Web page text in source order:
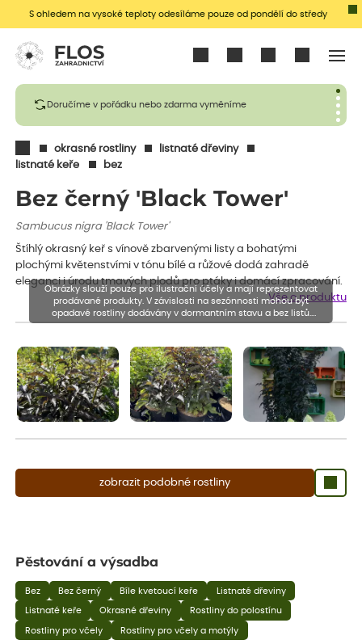
S ohledem na vysoké teploty odesíláme pouze od pondělí do středy
Doručíme v pořádku nebo zdarma vyměníme
okrasné rostliny
listnaté dřeviny
listnaté keře
bez
Bez černý 'Black Tower'
Sambucus nigra 'Black Tower'
Štíhlý okrasný keř s vínově zbarvenými listy a bohatými
plochými květenstvími v tónu bílé a růžové dodá zahradě
eleganci i úrodu tmavých plodů pro ptáky i domácí zpracování.
Vše o produktu
zobrazit podobné rostliny
Obrázky slouží pouze pro ilustrační účely a mají reprezentovat
prodávané produkty. V závislosti na sezónnosti mohou být
opadavé rostliny dodávány v dormantním stavu a bez listů.
Rostliny mohou být také sestřiženy níže, než je uvedená výška,
Pěstování a výsadba
Bez Bez černý Bíle kvetoucí keře Listnaté dřeviny
Listnaté keře Okrasné dřeviny Rostliny do polostínu
Rostliny pro včely Rostliny pro včely a motýly